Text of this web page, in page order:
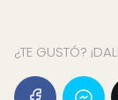
¿TE GUSTÓ?